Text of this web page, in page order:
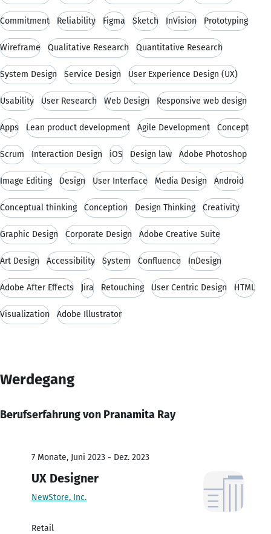
Commitment Reliability Figma Sketch InVision Prototyping
Wireframe Qualitative Research Quantitative Research
System Design Service Design User Experience Design (UX)
Usability User Research Web Design Responsive web design
Apps Lean product development Agile Development Concept
Scrum Interaction Design iOS Design law Adobe Photoshop
Image Editing Design User Interface Media Design Android
Conceptual thinking Conception Design Thinking Creativity
Graphic Design Corporate Design Adobe Creative Suite
Art Design Accessibility System Confluence InDesign
Adobe After Effects Jira Retouching User Centric Design HTML
Visualization Adobe Illustrator
Werdegang
Berufserfahrung von Pranamita Ray
7 Monate, Juni 2023 - Dez. 2023
UX Designer
NewStore, Inc.
Retail